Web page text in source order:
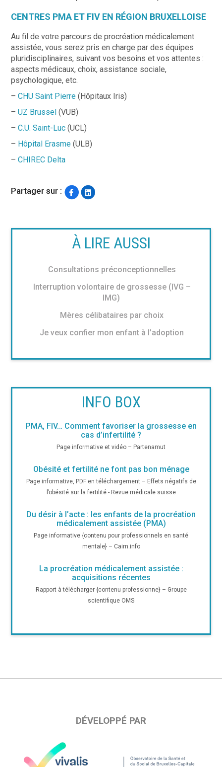
CENTRES PMA ET FIV EN RÉGION BRUXELLOISE
Au fil de votre parcours de procréation médicalement
assistée, vous serez pris en charge par des équipes
pluridisciplinaires, suivant vos besoins et vos attentes :
aspects médicaux, choix, assistance sociale,
psychologique, etc.
–CHU Saint Pierre (Hôpitaux Iris)
–UZ Brussel (VUB)
–C.U. Saint-Luc (UCL)
– Hôpital Erasme (ULB)
–CHIREC Delta
Partager sur :
À LIRE AUSSI
Consultations préconceptionnelles
Interruption volontaire de grossesse (IVG –
IMG)
Mères célibataires par choix
Je veux confier mon enfant à l’adoption
INFO BOX
PMA, FIV… Comment favoriser la grossesse en
cas d’infertilité ?
Page informative et vidéo – Partenamut
Obésité et fertilité ne font pas bon ménage
Page informative, PDF en téléchargement – Effets négatifs de
l’obésité sur la fertilité - Revue médicale suisse
Du désir à l’acte : les enfants de la procréation
médicalement assistée (PMA)
Page informative {contenu pour professionnels en santé
mentale} – Cairn.info
La procréation médicalement assistée :
acquisitions récentes
Rapport à télécharger {contenu professionne} – Groupe
scientifique OMS
DÉVELOPPÉ PAR